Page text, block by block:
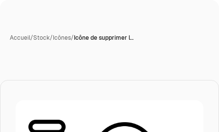
Accueil/Stock/Icônes/Icône de supprimer l…